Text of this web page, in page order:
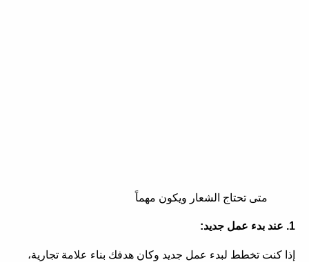
متى تحتاج الشعار ويكون مهماً
1. عند بدء عمل جديد:
إذا كنت تخطط لبدء عمل جديد وكان هدفك بناء علامة تجارية،